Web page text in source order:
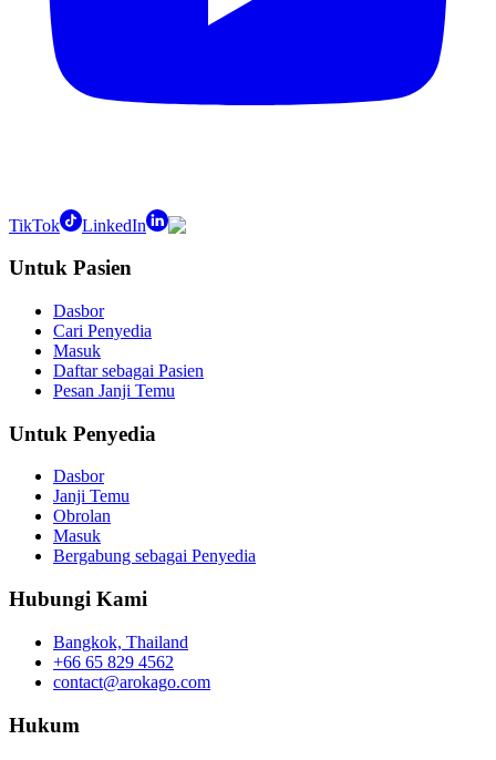
TikTok LinkedIn
Untuk Pasien
Dasbor
Cari Penyedia
Masuk
Daftar sebagai Pasien
Pesan Janji Temu
Untuk Penyedia
Dasbor
Janji Temu
Obrolan
Masuk
Bergabung sebagai Penyedia
Hubungi Kami
Bangkok, Thailand
+66 65 829 4562
contact@arokago.com
Hukum